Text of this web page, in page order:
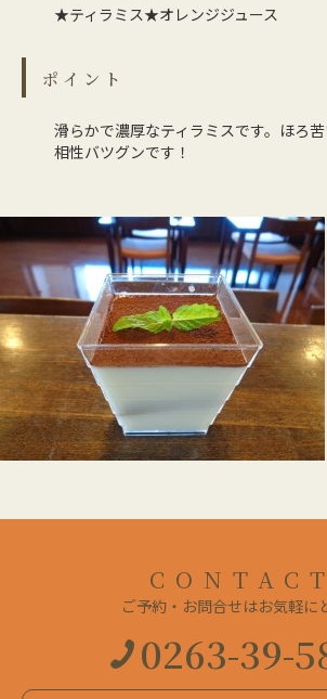
★ティラミス★オレンジジュース
ポイント
滑らかで濃厚なティラミスです。ほろ
相性バツグンです！
CONTACT
ご予約・お問合せはお気軽に
0263-39-